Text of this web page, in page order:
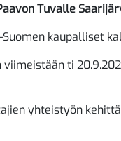
Tuvalle
kaupalliset
ti
yhteistyön